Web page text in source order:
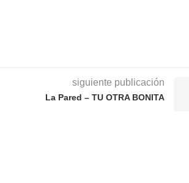
siguiente publicación
La Pared – TU OTRA BONITA